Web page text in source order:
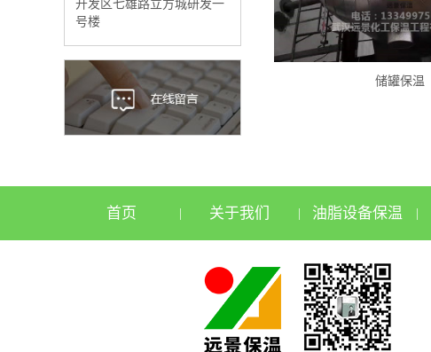
开发区七雄路立方城研发一
号楼
储罐保温
首页 关于我们 油脂设备保温